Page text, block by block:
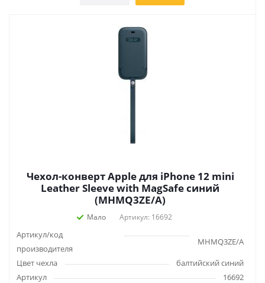
Чехол-конверт Apple для iPhone 12 mini
Leather Sleeve with MagSafe синий
(MHMQ3ZE/A)
Мало Артикул: 16692
Артикул/код
производителя
MHMQ3ZE/A
Цвет чехла
балтийский синий
Артикул
16692